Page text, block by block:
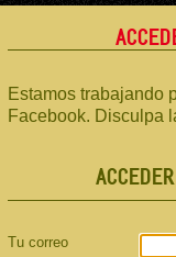
Estamos trabajando
Facebook. Disculpa
Tu correo